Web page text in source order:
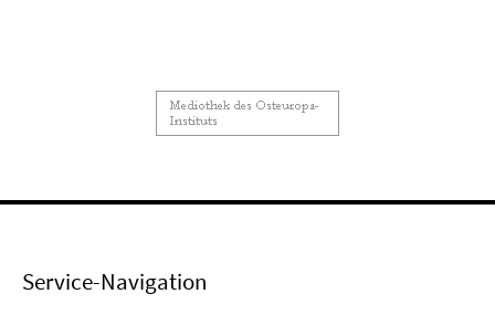
Service-Navigation